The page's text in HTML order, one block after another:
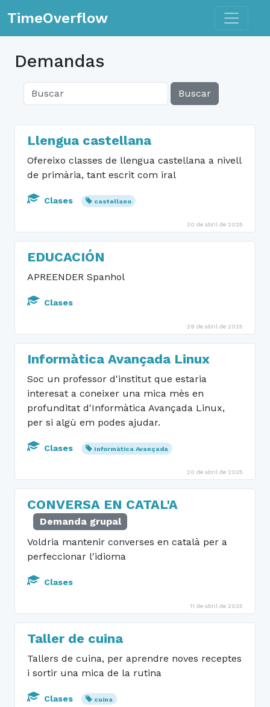
TimeOverflow Toggle
Demandas
Buscar
Llengua castellana
Ofereixo classes de llengua castellana a nivell
de primària, tant escrit com iral
Clases castellano
30 de abril de 2025
EDUCACIÓN
APREENDER Spanhol
Clases
29 de abril de 2025
Informàtica Avançada Linux
Soc un professor d'institut que estaria
interesat a coneixer una mica mès en
profunditat d'Informàtica Avançada Linux,
per si algù em podes ajudar.
Clases Informàtica Avançada
20 de abril de 2025
CONVERSA EN CATAL'A
Demanda grupal
Voldria mantenir converses en català per a
perfeccionar l'idioma
Clases
11 de abril de 2025
Taller de cuina
Tallers de cuina, per aprendre noves receptes
i sortir una mica de la rutina
Clases cuina